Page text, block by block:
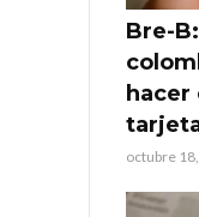
Bre-
hacer
octubre